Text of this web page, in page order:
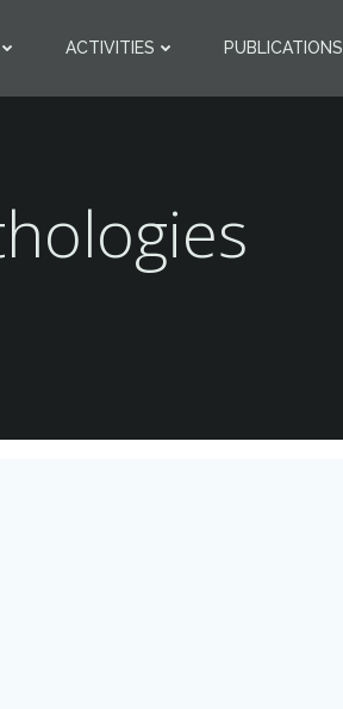
ACTIVITIES PUBLICATIONS